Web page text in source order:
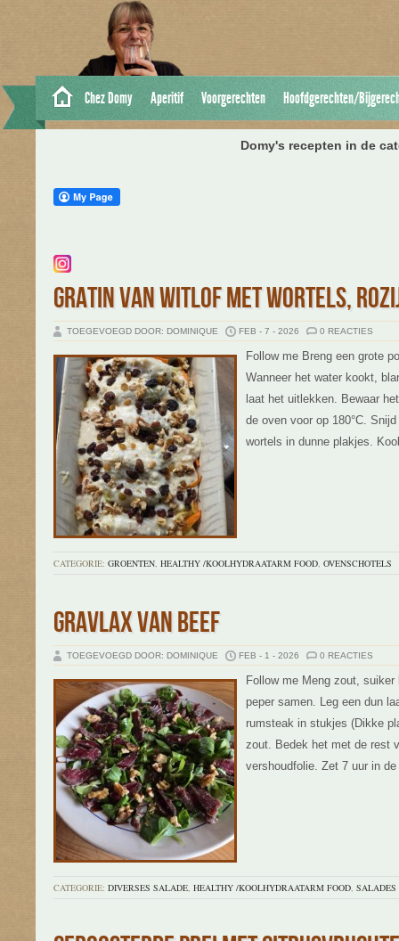
Chez Domy Aperitif Voorgerechten Hoofdgerechten/
Domy's recepten in de
GRATIN VAN WITLOF MET WORTELS,
TOEGEVOEGD DOOR: DOMINIQUE FEB - 7 - 2026 0 REACTIES
Follow me Breng een grote
Wanneer het water kookt,
laat het uitlekken. Bewaar
de oven voor op 180°C.
wortels in dunne plakjes.
CATEGORIE: GROENTEN, HEALTHY /KOOLHYDRAATARM FOOD, OVENSCHOTELS
GRAVLAX VAN BEEF
TOEGEVOEGD DOOR: DOMINIQUE FEB - 1 - 2026 0 REACTIES
Follow me Meng zout,
peper samen. Leg een dun
rumsteak in stukjes (Dikke
zout. Bedek het met de rest
vershoudfolie. Zet 7 uur in
CATEGORIE: DIVERSES SALADE, HEALTHY /KOOLHYDRAATARM FOOD, SALADES